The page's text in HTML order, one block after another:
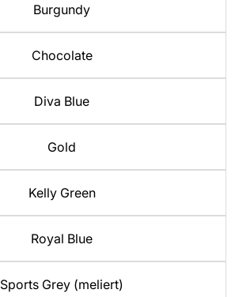
Burgundy
Chocolate
Diva Blue
Gold
Kelly Green
Royal Blue
Sports Grey (meliert)